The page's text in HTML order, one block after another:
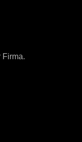
Firma.